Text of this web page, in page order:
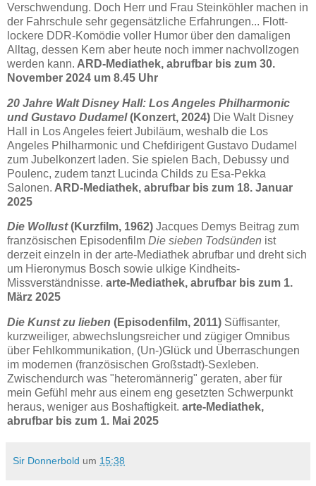
Verschwendung. Doch Herr und Frau Steinköhler machen in
der Fahrschule sehr gegensätzliche Erfahrungen... Flott-
lockere DDR-Komödie voller Humor über den damaligen
Alltag, dessen Kern aber heute noch immer nachvollzogen
werden kann. ARD-Mediathek, abrufbar bis zum 30.
November 2024 um 8.45 Uhr
20 Jahre Walt Disney Hall: Los Angeles Philharmonic
und Gustavo Dudamel(Konzert, 2024) Die Walt Disney
Hall in Los Angeles feiert Jubiläum, weshalb die Los
Angeles Philharmonic und Chefdirigent Gustavo Dudamel
zum Jubelkonzert laden. Sie spielen Bach, Debussy und
Poulenc, zudem tanzt Lucinda Childs zu Esa-Pekka
Salonen. ARD-Mediathek, abrufbar bis zum 18. Januar
2025
Die Wollust(Kurzfilm, 1962) Jacques Demys Beitrag zum
französischen Episodenfilm Die sieben Todsünden ist
derzeit einzeln in der arte-Mediathek abrufbar und dreht sich
um Hieronymus Bosch sowie ulkige Kindheits-
Missverständnisse. arte-Mediathek, abrufbar bis zum 1.
März 2025
Die Kunst zu lieben (Episodenfilm, 2011) Süffisanter,
kurzweiliger, abwechslungsreicher und zügiger Omnibus
über Fehlkommunikation, (Un-)Glück und Überraschungen
im modernen (französischen Großstadt)-Sexleben.
Zwischendurch was "heteromännerig" geraten, aber für
mein Gefühl mehr aus einem eng gesetzten Schwerpunkt
heraus, weniger aus Boshaftigkeit. arte-Mediathek,
abrufbar bis zum 1. Mai 2025
Sir Donnerbold um 15:38